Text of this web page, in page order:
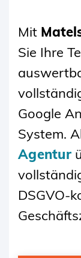
Mit
Sie Ihre
Google
System.
Agentur
DSGVO-